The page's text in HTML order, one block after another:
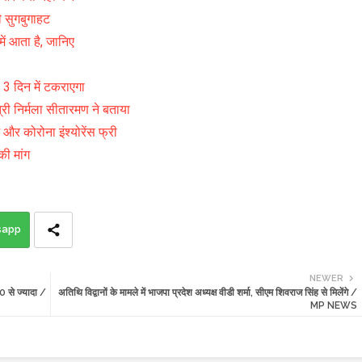
सुगबुगाहट
आता है, जानिए
दिन में टकराएगा
सीतारमण ने बताया
कोरोना इंश्योरेंस फ्री
मांग
NEWER
अतिथि विद्वानों के मामले में भाजपा प्रदेश अध्यक्ष वीडी शर्मा, सीएम शिवराज सिंह से मिलेंगे /
MP NEWS
से ज्यादा /